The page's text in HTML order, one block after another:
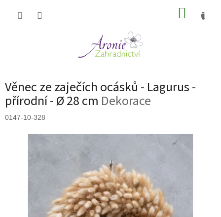
Věnec ze zaječích ocásků - Lagurus -
přírodní - Ø 28 cm Dekorace
0147-10-328